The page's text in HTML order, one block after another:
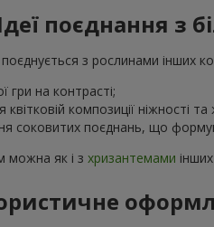
поєднання з
з рослинами інших
гри на контрасті;
композиції ніжності та
соковитих поєднань, що
можна як і з хризантемами